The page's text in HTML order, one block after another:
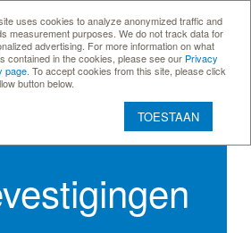
uses cookies to analyze anonymized traffic and
measurement purposes. We do not track data for
advertising. For more information on what
contained in the cookies, please see our Privacy
page . To accept cookies from this site, please click
button below.
TOESTAAN